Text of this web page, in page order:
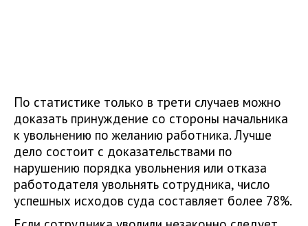
По статистике только в трети случаев можно
доказать принуждение со стороны начальника
к увольнению по желанию работника. Лучше
дело состоит с доказательствами по
нарушению порядка увольнения или отказа
работодателя увольнять сотрудника, число
успешных исходов суда составляет более 78%.